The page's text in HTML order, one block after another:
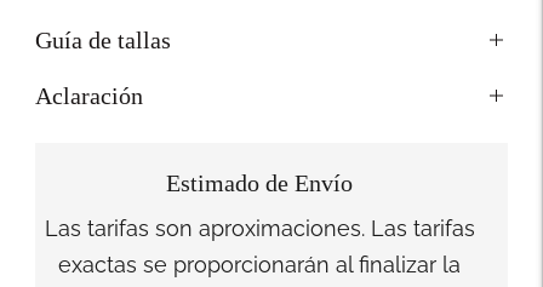
Guía de tallas
Aclaración
Estimado de Envío
Las tarifas son aproximaciones. Las tarifas
exactas se proporcionarán al finalizar la